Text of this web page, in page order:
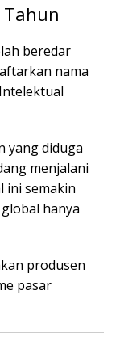
Tahun
beredar
nama
yang diduga
menjalani
ini semakin
hanya
produsen
pasar